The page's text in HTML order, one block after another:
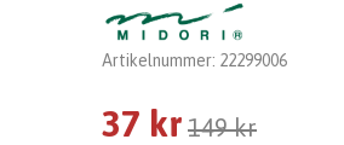
Leverantör:
Artikelnummer: 22299006
37 kr 149 kr